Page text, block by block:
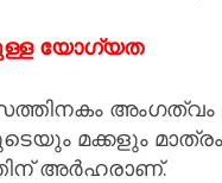
യോഗ്യത
അംഗത്വം
മക്കളും
അർഹരാണ്.